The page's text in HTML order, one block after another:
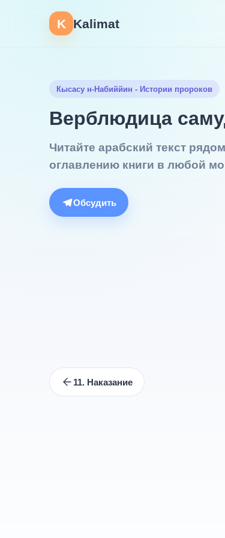
K Kalimat
Кысасу н-Набиййин - Истории пророков
Верблюдица
Читайте арабский текст
оглавлению книги в любой
Обсудить
11. Наказание